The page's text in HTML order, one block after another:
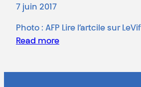
7 juin 2017
Photo : AFP Lire l’artcile sur LeVif
Read more